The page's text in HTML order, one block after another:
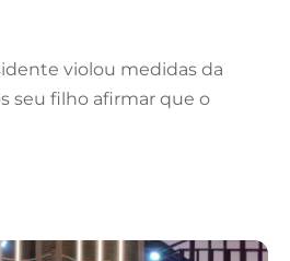
violou medidas da
seu filho afirmar que o